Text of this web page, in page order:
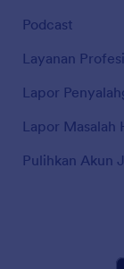
Podcast
Layanan
Lapor
Lapor Masalah
Pulihkan Akun